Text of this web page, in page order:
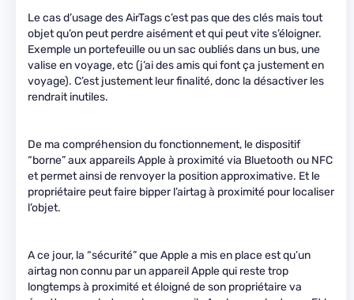
Le cas d’usage des AirTags c’est pas que des clés mais tout
objet qu’on peut perdre aisément et qui peut vite s’éloigner.
Exemple un portefeuille ou un sac oubliés dans un bus, une
valise en voyage, etc (j’ai des amis qui font ça justement en
voyage). C’est justement leur finalité, donc la désactiver les
rendrait inutiles.
De ma compréhension du fonctionnement, le dispositif
“borne” aux appareils Apple à proximité via Bluetooth ou NFC
et permet ainsi de renvoyer la position approximative. Et le
propriétaire peut faire bipper l’airtag à proximité pour localiser
l’objet.
A ce jour, la “sécurité” que Apple a mis en place est qu’un
airtag non connu par un appareil Apple qui reste trop
longtemps à proximité et éloigné de son propriétaire va